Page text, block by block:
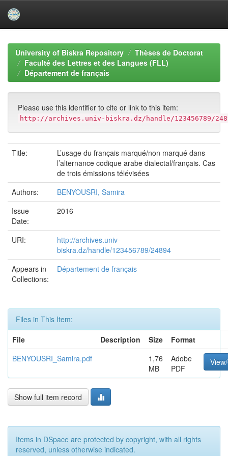
navigationUniversity of Biskra Repository
Thèses de Doctorat
Faculté des Lettres et des Langues (FLL)
Département de français
Please use this identifier to cite or link to this item:
http://archives.univ-biskra.dz/handle/123456789/
Title:
L’usage du français marqué/non marqué dans
l’alternance codique arabe dialectal/français. Cas
de trois émissions télévisées
Authors:
BENYOUSRI, Samira
Issue
Date:
2016
URI:
http://archives.univ-
biskra.dz/handle/123456789/24894
Appears in
Collections:
Département de français
Files in This Item:
File
Description Size
Format
BENYOUSRI_Samira.pdf
1,76
MB
Adobe
PDF
Show full item record
Items in DSpace are protected by copyright, with all rights
reserved, unless otherwise indicated.